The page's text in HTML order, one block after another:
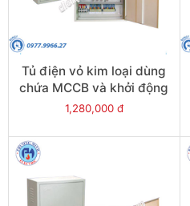
Tủ điện vỏ kim loại dùng
chứa MCCB và khởi động
từ - Model CKE6+3
1,280,000 đ